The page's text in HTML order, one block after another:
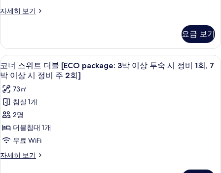
사
모
두
보
기
세
히
시
1
회,
7
박
이
상
시
정
비
주
상
정
비
1
회,
7
박
이
상
시
정
주
2
회]
사
모
두
보
기
자세히 보기
코
트
더
블
자
세
히
보
기
요금 보기
코
너
스
위
트
더
블
[ECO
package:
고급 침구, 객실 내 금고, 책상, 암막 커튼
5
코너 스위트 더블 [ECO package: 3박 이상 투숙 시 정비 1회, 7
박 이상 시 정비 주 2회]
73㎡
침실 1개
2명
더블침대 1개
무료 WiFi
자세히 보기
코